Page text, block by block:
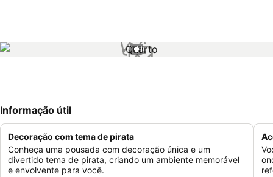
1 / 1
Informação útil
Decoração com tema de pirata
Conheça uma pousada com decoração única e um
divertido tema de pirata, criando um ambiente memorável
e envolvente para você.